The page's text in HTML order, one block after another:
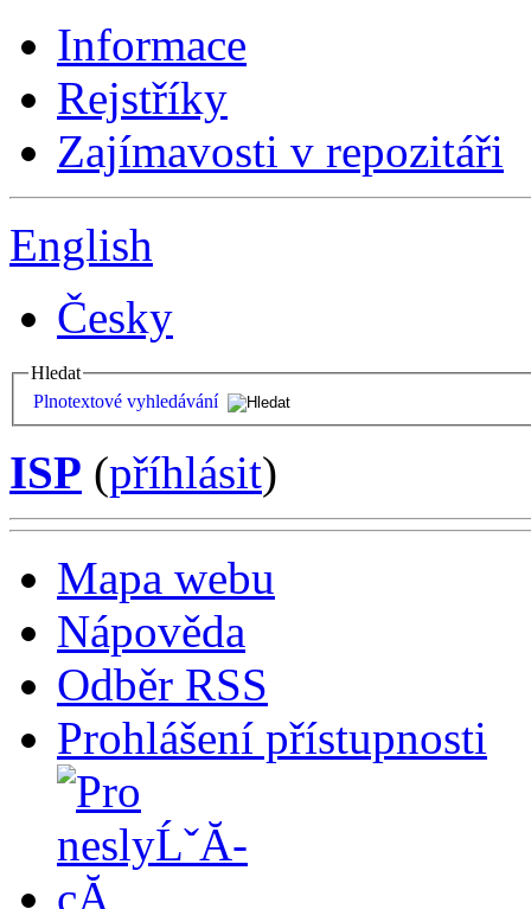
Informace
Rejstříky
Zajímavosti v repozitáři
English
Česky
Hledat
Plnotextové vyhledávání
ISP (příhlásit)
Mapa webu
Nápověda
Odběr RSS
Prohlášení přístupnosti